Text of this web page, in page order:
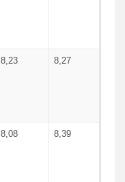
8,23 8,27
8,08 8,39